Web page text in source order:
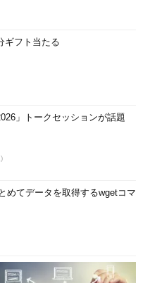
調・増幅、フィルタリング
フトウェアによって実現す
ェアで信号処理を行うた
同じハードウェアの無線機
など通信方式の異なる機器
信のパイプに流れるデータ
を使って利用者に価値を届
イスの方がはるかに大事に思
化の流れの中で「富の再分
起こる感じがしている。再
なシステムから利益を引き出
るパイプの切り替えではな
ギフト当たる
」トークセッションが話題
めてデータを取得するwgetコマ